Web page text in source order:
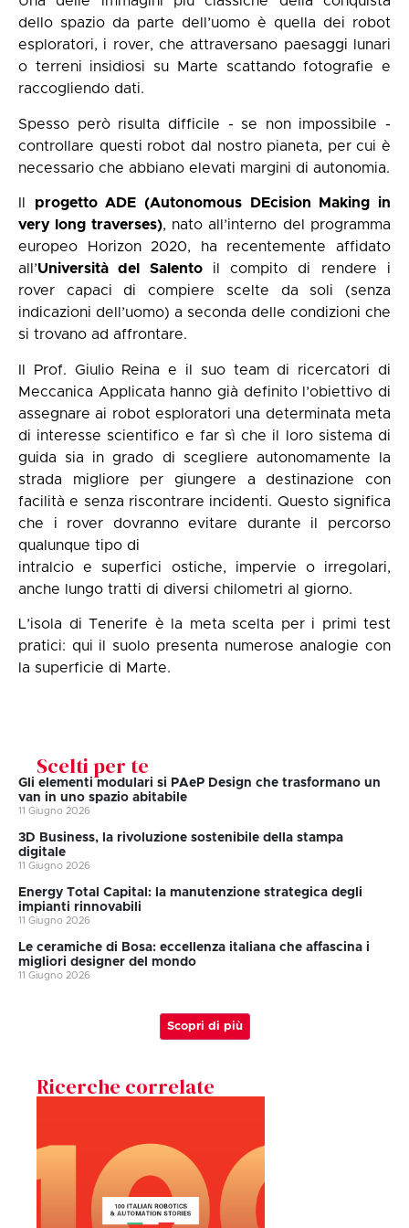
dello spazio da parte dell’uomo è quella dei robot
esploratori, i rover, che attraversano paesaggi lunari
o terreni insidiosi su Marte scattando fotografie e
raccogliendo dati.
Spesso però risulta difficile - se non impossibile -
controllare questi robot dal nostro pianeta, per cui è
necessario che abbiano elevati margini di autonomia.
progetto ADE (Autonomous DEcision Making in
very long traverses), nato all’interno del programma
europeo Horizon 2020, ha recentemente affidato
all’Università del Salentoil compito di rendere i
rover capaci di compiere scelte da soli (senza
indicazioni dell’uomo) a seconda delle condizioni che
si trovano ad affrontare.
Il Prof. Giulio Reina e il suo team di ricercatori di
Meccanica Applicata hanno già definito l’obiettivo di
assegnare ai robot esploratori una determinata meta
di interesse scientifico e far sì che il loro sistema di
guida sia in grado di scegliere autonomamente la
strada migliore per giungere a destinazione con
facilità e senza riscontrare incidenti. Questo significa
che i rover dovranno evitare durante il percorso
qualunque tipo di
intralcio e superfici ostiche, impervie o irregolari,
anche lungo tratti di diversi chilometri al giorno.
L’isola di Tenerife è la meta scelta per i primi test
pratici: qui il suolo presenta numerose analogie con
la superficie di Marte.
Scelti per te
Gli elementi modulari si PAeP Design che trasformano un
van in uno spazio abitabile
11 Giugno 2026
3D Business, la rivoluzione sostenibile della stampa
digitale
11 Giugno 2026
Energy Total Capital: la manutenzione strategica degli
impianti rinnovabili
11 Giugno 2026
Le ceramiche di Bosa: eccellenza italiana che affascina i
migliori designer del mondo
11 Giugno 2026
Scopri di più
Ricerche correlate